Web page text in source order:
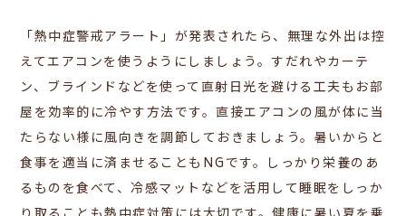
「熱中症警戒アラート」が発表されたら、無理な外出は控
えてエアコンを使うようにしましょう。すだれやカーテ
ン、ブラインドなどを使って直射日光を避ける工夫もお部
屋を効率的に冷やす方法です。直接エアコンの風が体に当
たらない様に風向きを調節しておきましょう。暑いからと
食事を適当に済ませることもNGです。しっかり栄養のあ
るものを食べて、冷感マットなどを活用して睡眠をしっか